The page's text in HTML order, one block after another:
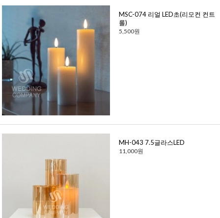
MSC-074 리얼 LED초(리모컨 컨트
롤)
5,500원
MH-043 7.5글라스LED
11,000원